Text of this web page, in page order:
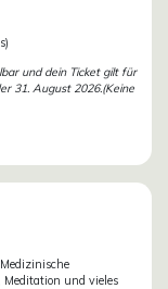
und dein Ticket gilt für
31. August 2026.(Keine
Meditation und vieles